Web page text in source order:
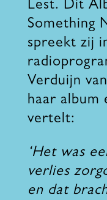
Lest. Dit
Something
spreekt zij
Verduijn
haar album
vertelt:
‘Het was
verlies
en dat